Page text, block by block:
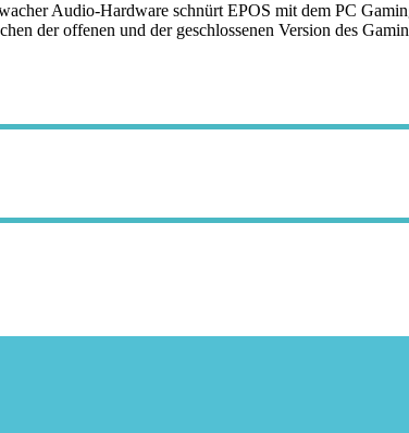
Audio-Hardware schnürt EPOS mit dem PC
der offenen und der geschlossenen Version des